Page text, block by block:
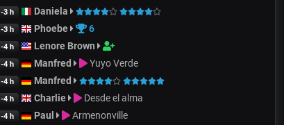
-3 h Daniela
-3 h Phoebe 6
-4 h Lenore Brown
-4 h Manfred Yuyo Verde
-4 h Manfred
-4 h Charlie Desde el alma
-4 h Paul Armenonville